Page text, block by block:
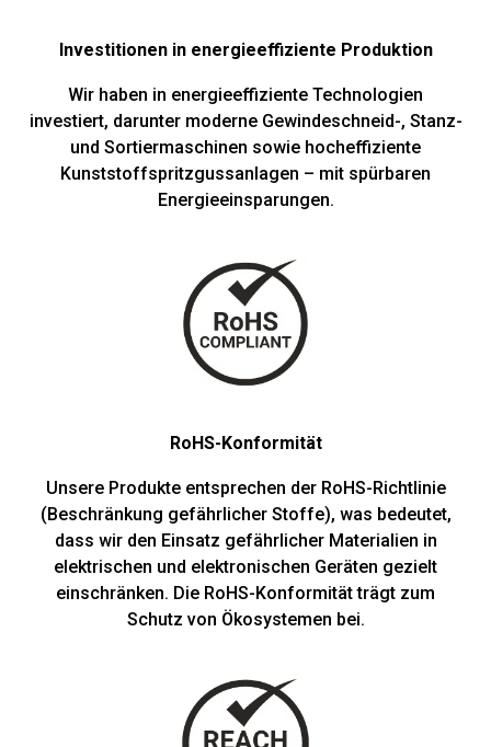
Investitionen in energieeffiziente Produktion
Wir haben in energieeffiziente Technologien
investiert, darunter moderne Gewindeschneid-, Stanz-
und Sortiermaschinen sowie hocheffiziente
Kunststoffspritzgussanlagen – mit spürbaren
Energieeinsparungen.
RoHS-Konformität
Unsere Produkte entsprechen der RoHS-Richtlinie
(Beschränkung gefährlicher Stoffe), was bedeutet,
dass wir den Einsatz gefährlicher Materialien in
elektrischen und elektronischen Geräten gezielt
einschränken. Die RoHS-Konformität trägt zum
Schutz von Ökosystemen bei.